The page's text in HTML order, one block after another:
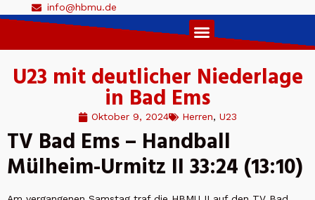
info@hbmu.de
U23 mit deutlicher Niederlage
in Bad Ems
Oktober 9, 2024 Herren, U23
TV Bad Ems – Handball
Mülheim-Urmitz II 33:24 (13:10)